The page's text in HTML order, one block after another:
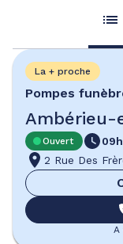
Pompes
Ambérieu-
La + proche
Ouvert
2 Rue Des
A